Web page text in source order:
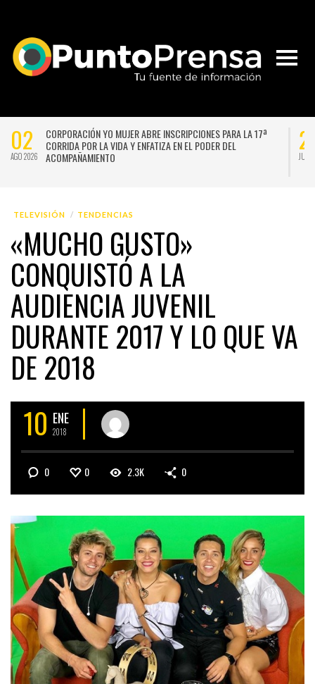
17ª 29
JUL 2026
“LA PÉRGOLA DE LAS FLORES” VUELVE CON UNA VERSIÓN
RENOVADA Y CHISPEANTE BAJO LA DIRECCIÓN DE GUSTAVO
BECERRA Y GERMÁN SILVA
TELEVISIÓN TENDENCIAS
«MUCHO GUSTO»
CONQUISTÓ A LA
AUDIENCIA JUVENIL
DURANTE 2017 Y LO QUE VA
DE 2018
10 ENE
2018
0 0 2.3K 0